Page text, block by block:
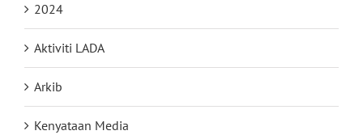
2024
Aktiviti LADA
Arkib
Kenyataan Media